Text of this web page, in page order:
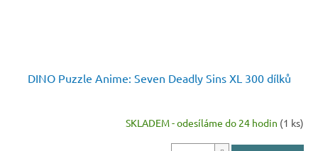
DINO Puzzle Anime: Seven Deadly Sins XL 300 dílků
SKLADEM - odesíláme do 24 hodin (1 ks)